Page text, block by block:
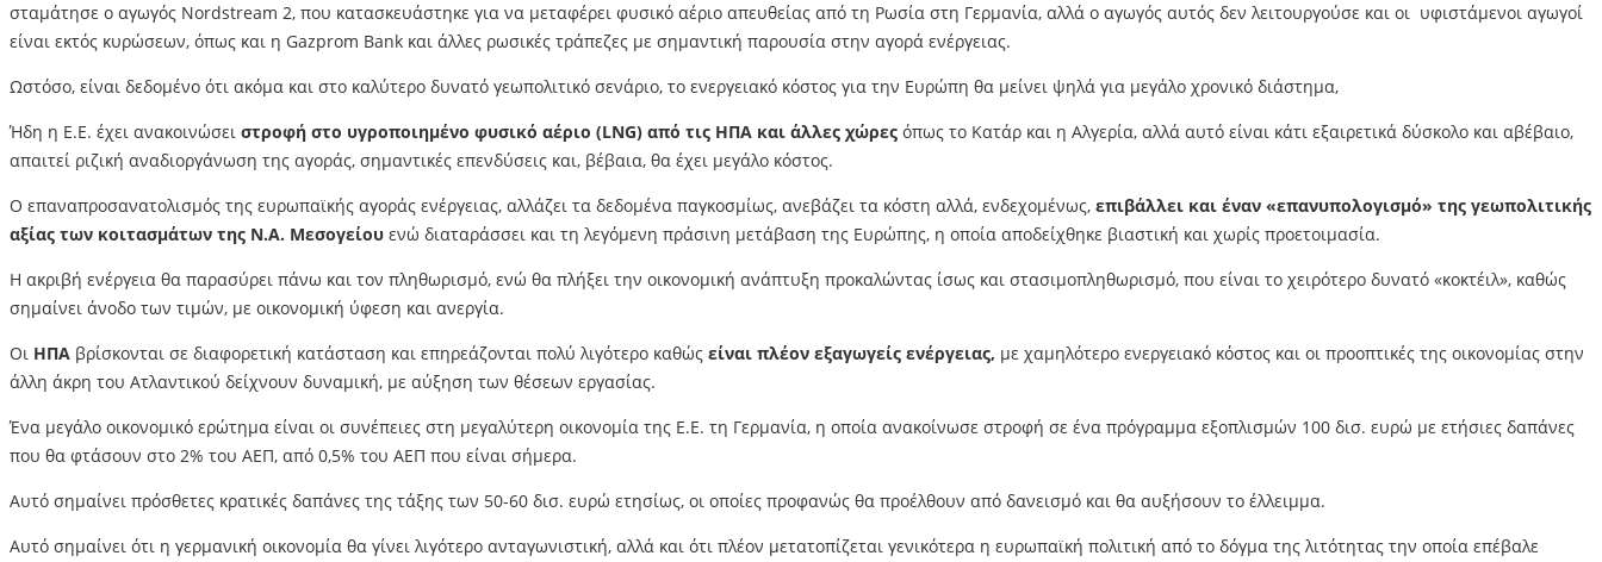
σταμάτησε ο αγωγός Nordstream 2, που κατασκευάστηκε για να μεταφέρει φυσικό αέριο απευθείας από τη Ρωσία στη Γερμανία, αλλά ο αγωγός αυτός δεν λειτουργούσε και οι υφιστάμενοι αγωγοί
είναι εκτός κυρώσεων, όπως και η Gazprom Bank και άλλες ρωσικές τράπεζες με σημαντική παρουσία στην αγορά ενέργειας.
Ωστόσο, είναι δεδομένο ότι ακόμα και στο καλύτερο δυνατό γεωπολιτικό σενάριο, το ενεργειακό κόστος για την Ευρώπη θα μείνει ψηλά για μεγάλο χρονικό διάστημα,
Ήδη η Ε.Ε. έχει ανακοινώσει στροφή στο υγροποιημένο φυσικό αέριο (LNG) από τις ΗΠΑ και άλλες χώρες όπως το Κατάρ και η Αλγερία, αλλά αυτό είναι κάτι εξαιρετικά δύσκολο και αβέβαιο,
απαιτεί ριζική αναδιοργάνωση της αγοράς, σημαντικές επενδύσεις και, βέβαια, θα έχει μεγάλο κόστος.
Ο επαναπροσανατολισμός της ευρωπαϊκής αγοράς ενέργειας, αλλάζει τα δεδομένα παγκοσμίως, ανεβάζει τα κόστη αλλά, ενδεχομένως, επιβάλλει και έναν «επανυπολογισμό» της γεωπολιτικής
αξίας των κοιτασμάτων της Ν.Α. Μεσογείου ενώ διαταράσσει και τη λεγόμενη πράσινη μετάβαση της Ευρώπης, η οποία αποδείχθηκε βιαστική και χωρίς προετοιμασία.
Η ακριβή ενέργεια θα παρασύρει πάνω και τον πληθωρισμό, ενώ θα πλήξει την οικονομική ανάπτυξη προκαλώντας ίσως και στασιμοπληθωρισμό, που είναι το χειρότερο δυνατό «κοκτέιλ», καθώς
σημαίνει άνοδο των τιμών, με οικονομική ύφεση και ανεργία.
Οι ΗΠΑ βρίσκονται σε διαφορετική κατάσταση και επηρεάζονται πολύ λιγότερο καθώς είναι πλέον εξαγωγείς ενέργειας, με χαμηλότερο ενεργειακό κόστος και οι προοπτικές της οικονομίας στην
άλλη άκρη του Ατλαντικού δείχνουν δυναμική, με αύξηση των θέσεων εργασίας.
Ένα μεγάλο οικονομικό ερώτημα είναι οι συνέπειες στη μεγαλύτερη οικονομία της Ε.Ε. τη Γερμανία, η οποία ανακοίνωσε στροφή σε ένα πρόγραμμα εξοπλισμών 100 δισ. ευρώ με ετήσιες δαπάνες
που θα φτάσουν στο 2% του ΑΕΠ, από 0,5% του ΑΕΠ που είναι σήμερα.
Αυτό σημαίνει πρόσθετες κρατικές δαπάνες της τάξης των 50-60 δισ. ευρώ ετησίως, οι οποίες προφανώς θα προέλθουν από δανεισμό και θα αυξήσουν το έλλειμμα.
Αυτό σημαίνει ότι η γερμανική οικονομία θα γίνει λιγότερο ανταγωνιστική, αλλά και ότι πλέον μετατοπίζεται γενικότερα η ευρωπαϊκή πολιτική από το δόγμα της λιτότητας την οποία επέβαλε